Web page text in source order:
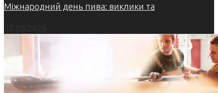
Міжнародний день пива: виклики та